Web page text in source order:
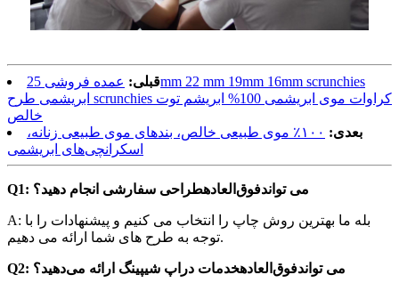
قبلی:
عمده فروشی 25mm 22 mm 19mm 16mm scrunchies
ابریشمی طرح scrunchies کراوات موی ابریشمی 100% ابریشم توت
خالص
بعدی:
۱۰۰٪ موی طبیعی خالص، بندهای موی طبیعی زنانه،
اسکرانچی‌های ابریشمی
Q1: می تواندفوق‌العادهطراحی سفارشی انجام دهید؟
A: بله ما بهترین روش چاپ را انتخاب می کنیم و پیشنهادات را با
توجه به طرح های شما ارائه می دهیم.
Q2: می تواندفوق‌العادهخدمات دراپ شیپینگ ارائه می‌دهید؟